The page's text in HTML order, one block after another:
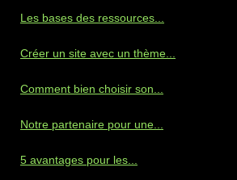
Les bases des ressources...
Créer un site avec un thème...
Comment bien choisir son...
Notre partenaire pour une...
5 avantages pour les...